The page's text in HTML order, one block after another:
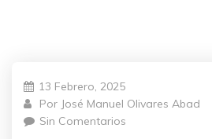
13 Febrero, 2025
Por José Manuel Olivares Abad
Sin Comentarios